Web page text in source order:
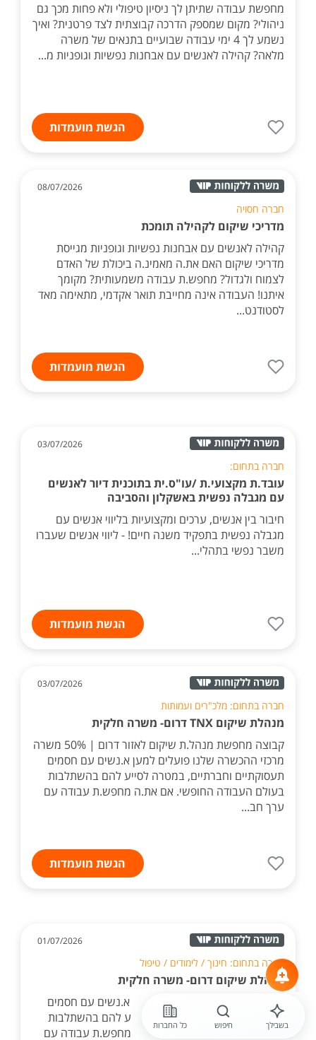
מחפשת עבודה שתיתן לך ניסיון טיפולי ולא פחות מכך גם
ניהולי? מקום שמספק הדרכה קבוצתית לצד פרטנית? ואיך
נשמע לך 4 ימי עבודה שבועיים בתנאים של משרה
מלאה? קהילה לאנשים עם אבחנות נפשיות וגופניות מ...
הגשת מועמדות
08/07/2026
חברה חסויה
מדריכי שיקום לקהילה תומכת
קהילה לאנשים עם אבחנות נפשיות וגופניות מגייסת
מדריכי שיקום האם את.ה מאמינ.ה ביכולת של האדם
לצמוח ולגדול? מחפש.ת עבודה משמעותית? מקומך
איתנו! העבודה אינה מחייבת תואר אקדמי, מתאימה מאד
לסטודנט...
הגשת מועמדות
03/07/2026
חברה בתחום:
עובד.ת מקצועי.ת /עו"ס.ית בתוכנית דיור לאנשים
עם מגבלה נפשית באשקלון והסביבה
חיבור בין אנשים, ערכים ומקצועיות בליווי אנשים עם
מגבלה נפשית בתפקיד משנה חיים! - ליווי אנשים שעברו
משבר נפשי בתהלי...
הגשת מועמדות
03/07/2026
חברה בתחום: מלכ"רים ועמותות
מנהלת שיקום TNX דרום- משרה חלקית
קבוצה מחפשת מנהל.ת שיקום לאזור דרום | 50% משרה
מרכזי ההכשרה שלנו פועלים למען א.נשים עם חסמים
תעסוקתיים וחברתיים, במטרה לסייע להם בהשתלבות
בעולם העבודה החופשי. אם את.ה מחפש.ת עבודה עם
ערך חב...
הגשת מועמדות
01/07/2026
חברה בתחום: חינוך / לימודים / טיפול
מנהלת שיקום דרום- משרה חלקית
מרכזי ההכשרה שלנו פועלים למען א.נשים עם חסמים
תעסוקתיים וחברתיים, במטרה לסייע להם בהשתלבות
בעולם העבודה החופשי. אם את.ה מחפש.ת עבודה עם
בשבילך חיפוש כל החברות